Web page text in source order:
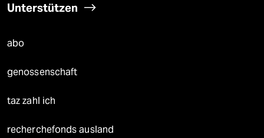
Unterstützen
abo
genossenschaft
taz zahl ich
recherchefonds ausland